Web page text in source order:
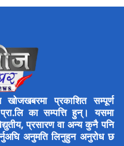
प्रकाशित सम्पूर्ण
का सम्पत्ति हुन्। यसमा
प्रसारण वा अन्य कुनै पनि
अनुमति लिनुहुन अनुरोध छ